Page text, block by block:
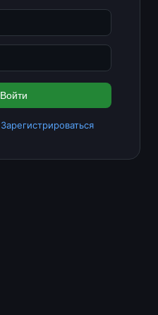
Войти
Зарегистрироваться